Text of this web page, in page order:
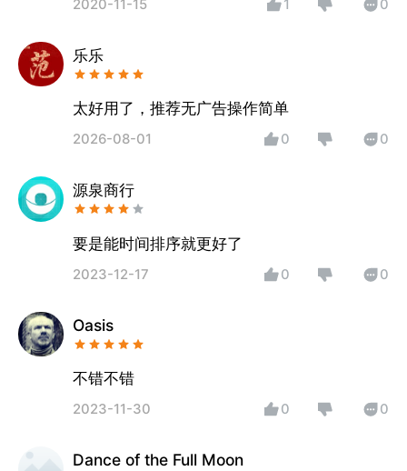
2020-11-15 1 0
乐乐
太好用了，推荐无广告操作简单
2026-08-01 0 0
源泉商行
要是能时间排序就更好了
2023-12-17 0 0
Oasis
不错不错
2023-11-30 0 0
Dance of the Full Moon